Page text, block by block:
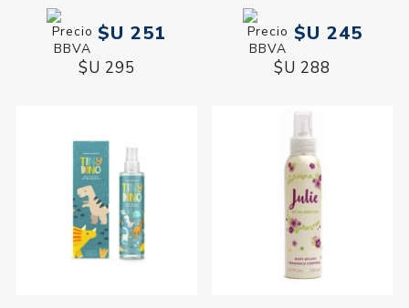
$U 251
$U 295
$U 245
$U 288